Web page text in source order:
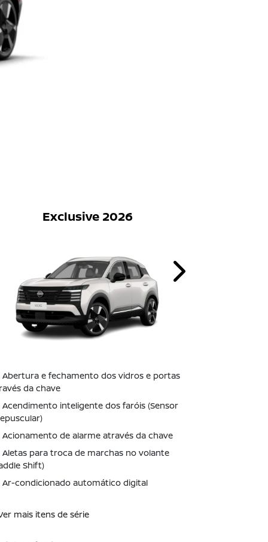
Exclusive 2026
Abertura e fechamento dos vidros e portas
da chave
Acendimento inteligente dos faróis (Sensor
Acionamento de alarme através da chave
Aletas para troca de marchas no volante
Shift)
Ar-condicionado automático digital
mais itens de série
Next